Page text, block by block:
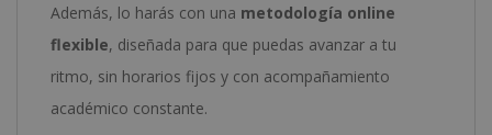
Además, lo harás con una metodología online
flexible, diseñada para que puedas avanzar a tu
ritmo, sin horarios fijos y con acompañamiento
académico constante.